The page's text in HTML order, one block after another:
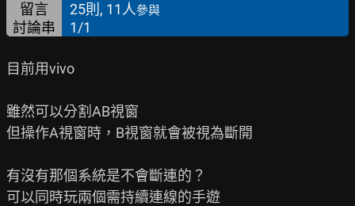
留言
25則, 11人參與
討論串 1/1
目前用vivo
雖然可以分割AB視窗
但操作A視窗時，B視窗就會被視為斷開
有沒有那個系統是不會斷連的？
可以同時玩兩個需持續連線的手遊